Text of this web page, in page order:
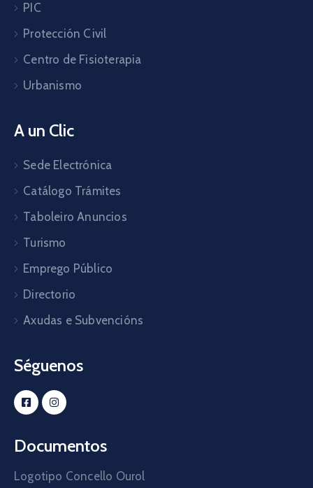
PIC
Protección Civil
Centro de Fisioterapia
Urbanismo
A un Clic
Sede Electrónica
Catálogo Trámites
Taboleiro Anuncios
Turismo
Emprego Público
Directorio
Axudas e Subvencións
Séguenos
Documentos
Logotipo Concello Ourol